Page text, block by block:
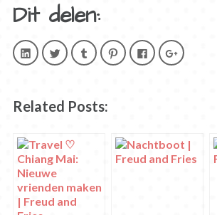
Dit delen:
Klik
om
op
(Wordt
in
geopend)
Klik
om
te
(Wordt
in
geopend)
Klik
om
op
(Wordt
in
venster
geopend)
Klik
om
op
venster
geopend)
Klik
om
te
geopend)
Klik
om
op
geopend)
Related Posts: